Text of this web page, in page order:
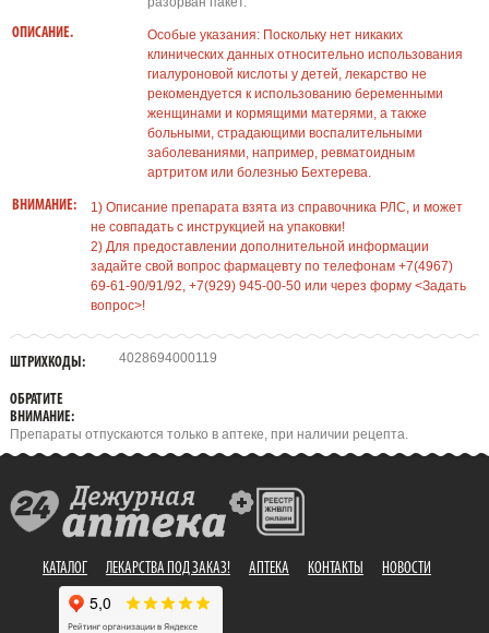
ОПИСАНИЕ.
Особые указания: Поскольку нет никаких
клинических данных относительно использования
гиалуроновой кислоты у детей, лекарство не
рекомендуется к использованию беременными
женщинами и кормящими матерями, а также
больными, страдающими воспалительными
заболеваниями, например, ревматоидным
артритом или болезнью Бехтерева.
ВНИМАНИЕ:
1) Описание препарата взята из справочника РЛС, и может
не совпадать с инструкцией на упаковки!
2) Для предоставлении дополнительной информации
задайте свой вопрос фармацевту по телефонам +7(4967)
69-61-90/91/92, +7(929) 945-00-50 или через форму <Задать
вопрос>!
ШТРИХКОДЫ: 4028694000119
ОБРАТИТЕ
ВНИМАНИЕ:
Препараты отпускаются только в аптеке, при наличии рецепта.
КАТАЛОГ ЛЕКАРСТВА ПОД ЗАКАЗ! АПТЕКА КОНТАКТЫ НОВОСТИ